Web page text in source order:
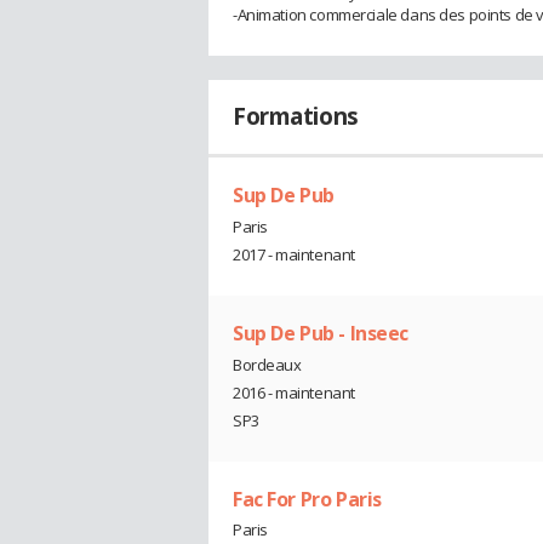
-Animation commerciale dans des points de
Formations
Sup De Pub
Paris
2017 - maintenant
Sup De Pub - Inseec
Bordeaux
2016 - maintenant
SP3
Fac For Pro Paris
Paris